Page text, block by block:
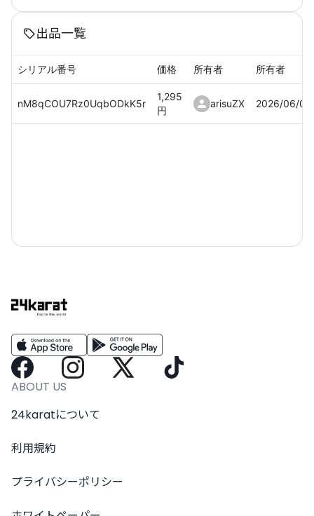
出品一覧
シリアル番号 価格 所有者 所有者
nM8qCOU7Rz0UqbODkK5r
1,295
円
arisuZX 2026/06/01
ABOUT US
24karatについて
利用規約
プライバシーポリシー